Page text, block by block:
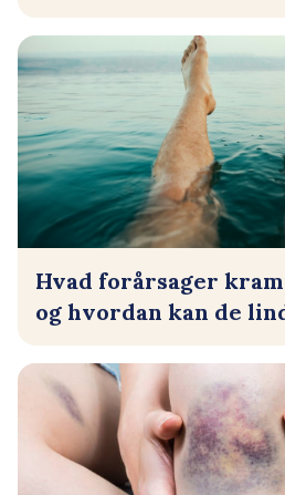
Hvad forårsager
og hvordan kan de